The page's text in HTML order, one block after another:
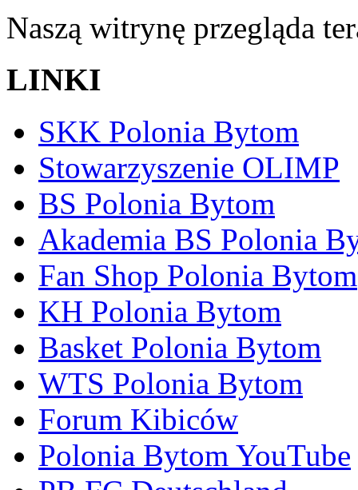
Naszą witrynę przegląda
LINKI
SKK Polonia Bytom
Stowarzyszenie OLIMP
BS Polonia Bytom
Akademia BS Polonia
Fan Shop Polonia Bytom
KH Polonia Bytom
Basket Polonia Bytom
WTS Polonia Bytom
Forum Kibiców
Polonia Bytom YouTube